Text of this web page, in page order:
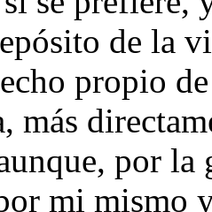
de la
propio
más
por la
mi mismo